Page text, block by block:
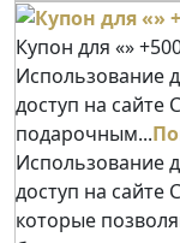
Купон для «»
Использование
доступ на сайте
подарочным...
Использование
доступ на сайте
которые